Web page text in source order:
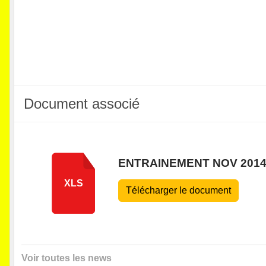
Document associé
XLS
ENTRAINEMENT NOV 2014
Télécharger le document
Voir toutes les news